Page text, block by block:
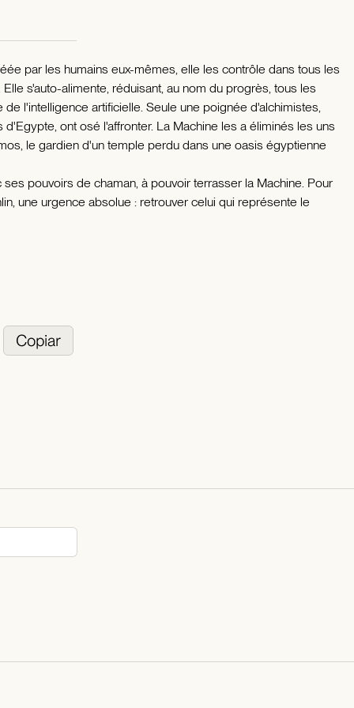
par les humains eux-mêmes, elle les contrôle dans tous les
s'auto-alimente, réduisant, au nom du progrès, tous les
l'intelligence artificielle. Seule une poignée d'alchimistes,
ont osé l'affronter. La Machine les a éliminés les uns
le gardien d'un temple perdu dans une oasis égyptienne
pouvoirs de chaman, à pouvoir terrasser la Machine. Pour
une urgence absolue : retrouver celui qui représente le